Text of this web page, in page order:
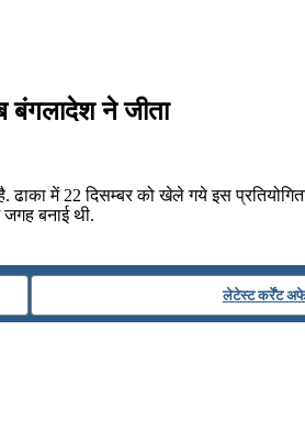
बंगलादेश ने जीता
में 22 दिसम्बर को खेले गये इस
बनाई थी.
लेटेस्ट कर्रेंट